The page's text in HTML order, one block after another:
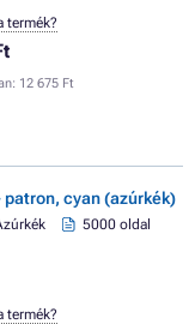
12 675 Ft
termék?
patron, cyan (azúrkék)
5000 oldal
termék?